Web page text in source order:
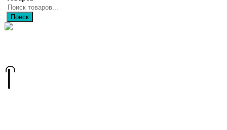
Поиск
+7 (927) 692-85-83